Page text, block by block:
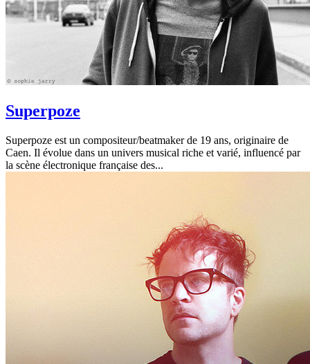
Superpoze
Superpoze est un compositeur/beatmaker de 19 ans, originaire de
Caen. Il évolue dans un univers musical riche et varié, influencé par
la scène électronique française des...